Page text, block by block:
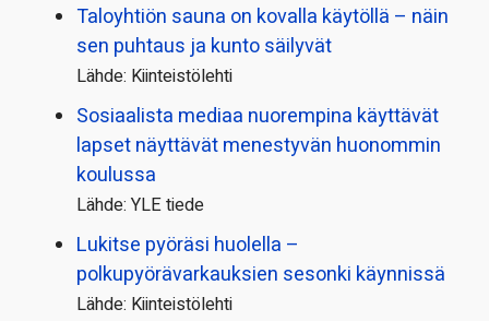
Taloyhtiön sauna on kovalla käytöllä – näin
sen puhtaus ja kunto säilyvät
Lähde: Kiinteistölehti
Sosiaalista mediaa nuorempina käyttävät
lapset näyttävät menestyvän huonommin
koulussa
Lähde: YLE tiede
Lukitse pyöräsi huolella –
polkupyörävarkauksien sesonki käynnissä
Lähde: Kiinteistölehti